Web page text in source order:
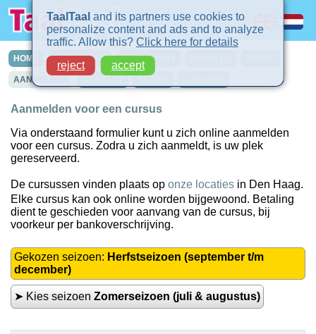
HOME CURSUSSEN IN-COMPANY
AANMELDEN
Aanmelden voor een cursus
Via onderstaand formulier kunt u zich online aanmelden
voor een cursus. Zodra u zich aanmeldt, is uw plek
gereserveerd.
De cursussen vinden plaats op onze locaties in Den Haag.
Elke cursus kan ook online worden bijgewoond. Betaling
dient te geschieden voor aanvang van de cursus, bij
voorkeur per bankoverschrijving.
Gekozen seizoen: Herfstseizoen (september t/m
december)
➤ Kies seizoen Zomerseizoen (juli & augustus)
TaalTaal and its partners use cookies to
personalize content and ads and to analyze
traffic. Allow this? Click here for details
reject
accept